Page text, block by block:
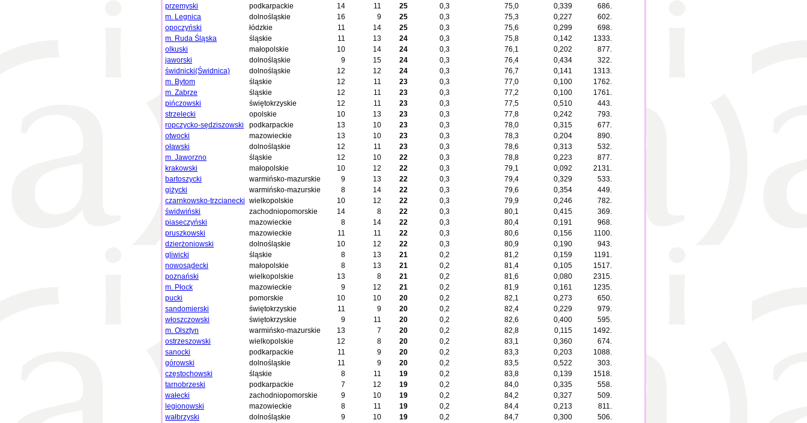
przemyski
podkarpackie 14 11 25 0,3 75,0 0,339
686.
m. Legnica
dolnośląskie 16 9 25 0,3 75,3 0,227
602.
opoczyński
łódzkie 11 14 25 0,3 75,6 0,299
698.
m. Ruda Śląska
śląskie 11 13 24 0,3 75,8 0,142
1333.
olkuski
małopolskie 10 14 24 0,3 76,1 0,202
877.
jaworski
dolnośląskie 9 15 24 0,3 76,4 0,434
322.
świdnicki(Świdnica)
dolnośląskie 12 12 24 0,3 76,7 0,141
1313.
m. Bytom
śląskie 12 11 23 0,3 77,0 0,100
1762.
m. Zabrze
śląskie 12 11 23 0,3 77,2 0,100
1761.
pińczowski
świętokrzyskie 12 11 23 0,3 77,5 0,510
443.
strzelecki
opolskie 10 13 23 0,3 77,8 0,242
793.
ropczycko-sędziszowski
podkarpackie 13 10 23 0,3 78,0 0,315
677.
otwocki
mazowieckie 13 10 23 0,3 78,3 0,204
890.
oławski
dolnośląskie 12 11 23 0,3 78,6 0,313
532.
m. Jaworzno
śląskie 12 10 22 0,3 78,8 0,223
877.
krakowski
małopolskie 10 12 22 0,3 79,1 0,092
2131.
bartoszycki
warmińsko-mazurskie 9 13 22 0,3 79,4 0,329
533.
giżycki
warmińsko-mazurskie 8 14 22 0,3 79,6 0,354
449.
czarnkowsko-trzcianecki wielkopolskie 10 12 22 0,3 79,9 0,246
782.
świdwiński
zachodniopomorskie 14 8 22 0,3 80,1 0,415
369.
piaseczyński
mazowieckie 8 14 22 0,3 80,4 0,191
968.
pruszkowski
mazowieckie 11 11 22 0,3 80,6 0,156
1100.
dzierżoniowski
dolnośląskie 10 12 22 0,3 80,9 0,190
943.
gliwicki
śląskie 8 13 21 0,2 81,2 0,159
1191.
nowosądecki
małopolskie 8 13 21 0,2 81,4 0,105
1517.
poznański
wielkopolskie 13 8 21 0,2 81,6 0,080
2315.
m. Płock
mazowieckie 9 12 21 0,2 81,9 0,161
1235.
pucki
pomorskie 10 10 20 0,2 82,1 0,273
650.
sandomierski
świętokrzyskie 11 9 20 0,2 82,4 0,229
979.
włoszczowski
świętokrzyskie 9 11 20 0,2 82,6 0,400
595.
m. Olsztyn
warmińsko-mazurskie 13 7 20 0,2 82,8 0,115
1492.
ostrzeszowski
wielkopolskie 12 8 20 0,2 83,1 0,360
674.
sanocki
podkarpackie 11 9 20 0,2 83,3 0,203
1088.
górowski
dolnośląskie 11 9 20 0,2 83,5 0,522
303.
częstochowski
śląskie 8 11 19 0,2 83,8 0,139
1518.
tarnobrzeski
podkarpackie 7 12 19 0,2 84,0 0,335
558.
wałecki
zachodniopomorskie 9 10 19 0,2 84,2 0,327
509.
legionowski
mazowieckie 8 11 19 0,2 84,4 0,213
811.
wałbrzyski
dolnośląskie 9 10 19 0,2 84,7 0,300 506.